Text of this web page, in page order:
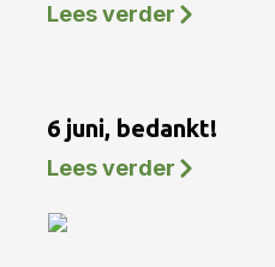
Lees verder
6 juni, bedankt!
Lees verder